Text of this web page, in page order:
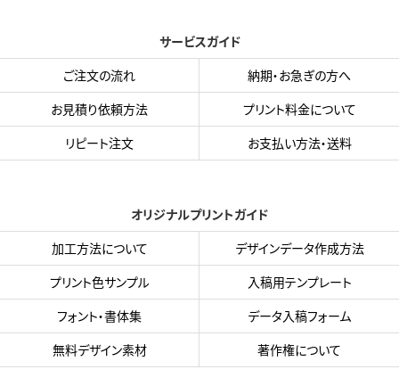
サービスガイド
ご注文の流れ
納期・お急ぎの方へ
お見積り依頼方法
プリント料金について
リピート注文
お支払い方法・送料
オリジナルプリントガイド
加工方法について
デザインデータ作成方法
プリント色サンプル
入稿用テンプレート
フォント・書体集
データ入稿フォーム
無料デザイン素材
著作権について